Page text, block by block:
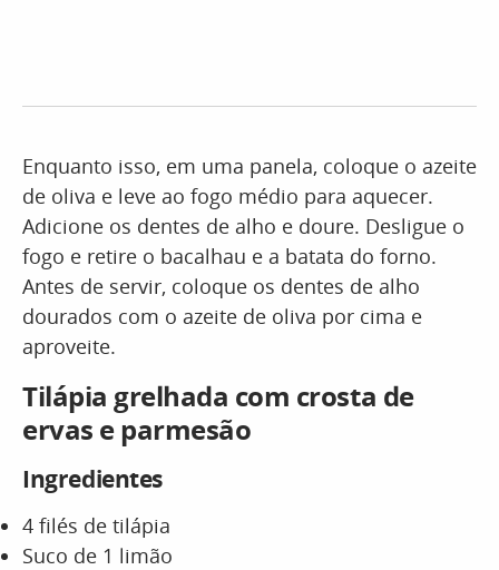
Enquanto isso, em uma panela, coloque o azeite
de oliva e leve ao fogo médio para aquecer.
Adicione os dentes de alho e doure. Desligue o
fogo e retire o bacalhau e a batata do forno.
Antes de servir, coloque os dentes de alho
dourados com o azeite de oliva por cima e
aproveite.
Tilápia grelhada com crosta de
ervas e parmesão
Ingredientes
4 filés de tilápia
Suco de 1 limão